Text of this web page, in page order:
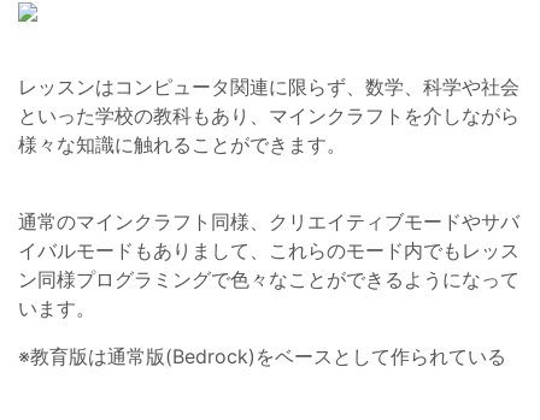
レッスンはコンピュータ関連に限らず、数学、科学や社会
といった学校の教科もあり、マインクラフトを介しながら
様々な知識に触れることができます。
通常のマインクラフト同様、クリエイティブモードやサバ
イバルモードもありまして、これらのモード内でもレッス
ン同様プログラミングで色々なことができるようになって
います。
※教育版は通常版(Bedrock)をベースとして作られている